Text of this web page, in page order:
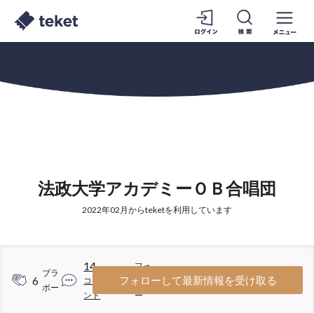
法政大学アカデミーＯＢ合唱団
2022年02月からteketを利用しています
6
ブラ
ボー
14
コメ
ント
5
フォ
ロワ
ー
フォローして最新情報を受け取る